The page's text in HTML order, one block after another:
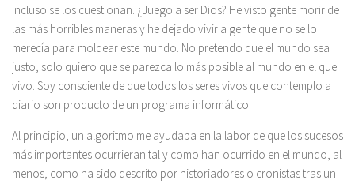
incluso se los cuestionan. ¿Juego a ser Dios? He visto gente morir de
las más horribles maneras y he dejado vivir a gente que no se lo
merecía para moldear este mundo. No pretendo que el mundo sea
justo, solo quiero que se parezca lo más posible al mundo en el que
vivo. Soy consciente de que todos los seres vivos que contemplo a
diario son producto de un programa informático.
Al principio, un algoritmo me ayudaba en la labor de que los sucesos
más importantes ocurrieran tal y como han ocurrido en el mundo, al
menos, como ha sido descrito por historiadores o cronistas tras un